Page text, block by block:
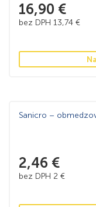
16,90 €
bez DPH 13,74 €
Sanicro –
2,46 €
bez DPH 2 €